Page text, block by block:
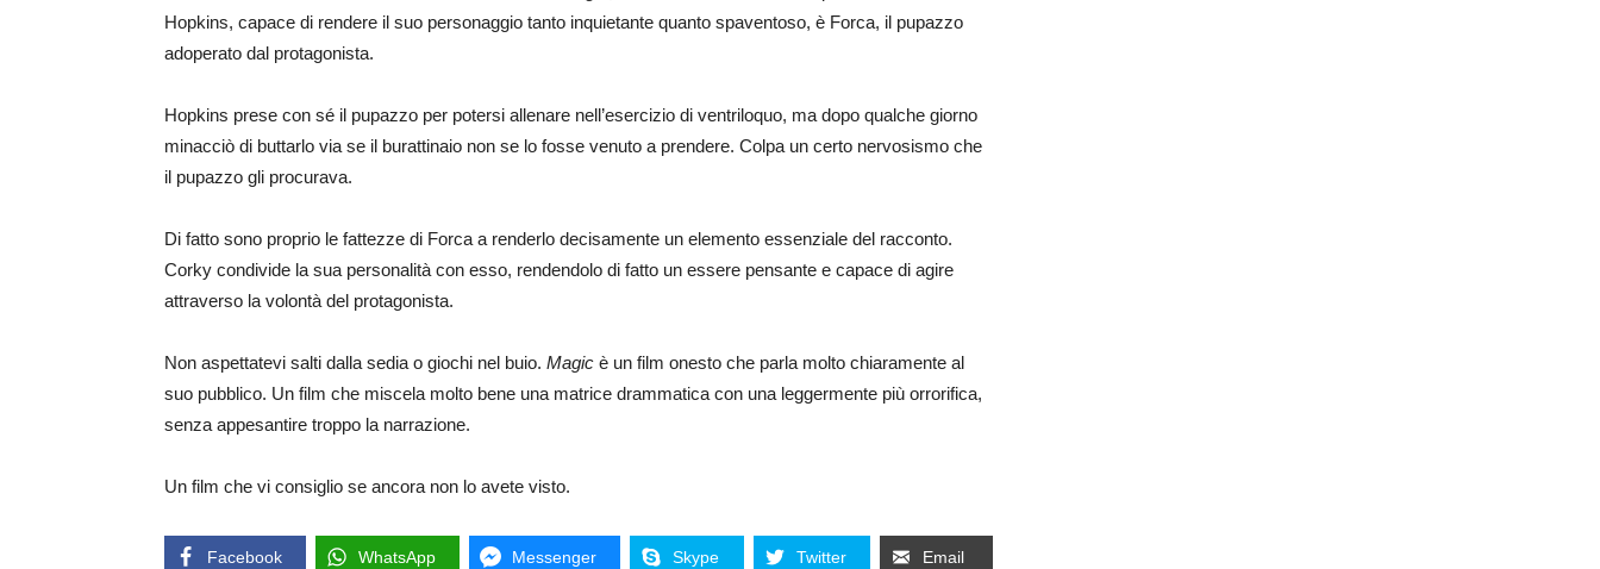
Hopkins, capace di rendere il suo personaggio tanto inquietante quanto spaventoso, è Forca, il pupazzo
adoperato dal protagonista.
Hopkins prese con sé il pupazzo per potersi allenare nell’esercizio di ventriloquo, ma dopo qualche giorno
minacciò di buttarlo via se il burattinaio non se lo fosse venuto a prendere. Colpa un certo nervosismo che
il pupazzo gli procurava.
Di fatto sono proprio le fattezze di Forca a renderlo decisamente un elemento essenziale del racconto.
Corky condivide la sua personalità con esso, rendendolo di fatto un essere pensante e capace di agire
attraverso la volontà del protagonista.
Non aspettatevi salti dalla sedia o giochi nel buio. Magic è un film onesto che parla molto chiaramente al
suo pubblico. Un film che miscela molto bene una matrice drammatica con una leggermente più orrorifica,
senza appesantire troppo la narrazione.
Un film che vi consiglio se ancora non lo avete visto.
Facebook WhatsApp Messenger Skype Twitter Email